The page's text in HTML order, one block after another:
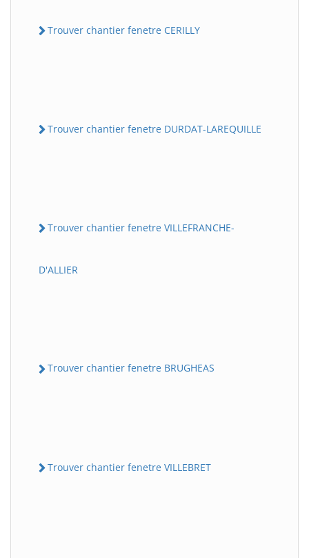
Trouver chantier fenetre CERILLY
Trouver chantier fenetre DURDAT-LAREQUILLE
Trouver chantier fenetre VILLEFRANCHE-
D'ALLIER
Trouver chantier fenetre BRUGHEAS
Trouver chantier fenetre VILLEBRET